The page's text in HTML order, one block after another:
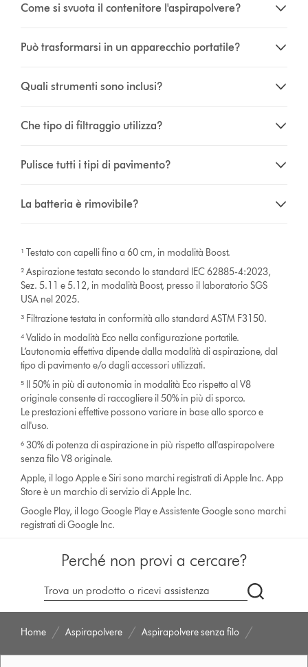
Come si svuota il contenitore l'aspirapolvere?
Può trasformarsi in un apparecchio portatile?
Quali strumenti sono inclusi?
Che tipo di filtraggio utilizza?
Pulisce tutti i tipi di pavimento?
La batteria è rimovibile?
¹ Testato con capelli fino a 60 cm, in modalità Boost.
² Aspirazione testata secondo lo standard IEC 62885-4:2023,
Sez. 5.11 e 5.12, in modalità Boost, presso il laboratorio SGS
USA nel 2025.
³ Filtrazione testata in conformità allo standard ASTM F3150.
⁴ Valido in modalità Eco nella configurazione portatile.
L’autonomia effettiva dipende dalla modalità di aspirazione, dal
tipo di pavimento e/o dagli accessori utilizzati.
⁵ Il 50% in più di autonomia in modalità Eco rispetto al V8
originale consente di raccogliere il 50% in più di sporco.
Le prestazioni effettive possono variare in base allo sporco e
all'uso.
⁶ 30% di potenza di aspirazione in più rispetto all'aspirapolvere
senza filo V8 originale.
Apple, il logo Apple e Siri sono marchi registrati di Apple Inc. App
Store è un marchio di servizio di Apple Inc.
Google Play, il logo Google Play e Assistente Google sono marchi
registrati di Google Inc.
Perché non provi a cercare?
Cerca
su
Home Aspirapolvere Aspirapolvere senza filo